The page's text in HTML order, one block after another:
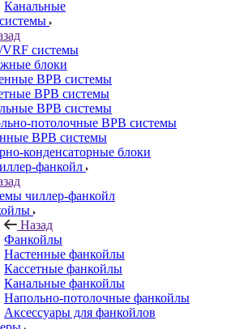
Канальные
системы
блоки
ВРВ системы
ВРВ системы
ВРВ системы
потолочные ВРВ системы
ВРВ системы
конденсаторные блоки
фанкойл
чиллер-фанкойл
Назад
Фанкойлы
Настенные фанкойлы
Кассетные фанкойлы
Канальные фанкойлы
Напольно-потолочные фанкойлы
Аксессуары для фанкойлов